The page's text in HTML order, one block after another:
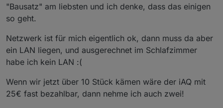
"Bausatz" am liebsten und ich denke, dass das einigen
so geht.
Netzwerk ist für mich eigentlich ok, dann muss da aber
ein LAN liegen, und ausgerechnet im Schlafzimmer
habe ich kein LAN :(
Wenn wir jetzt über 10 Stück kämen wäre der iAQ mit
25€ fast bezahlbar, dann nehme ich auch zwei!